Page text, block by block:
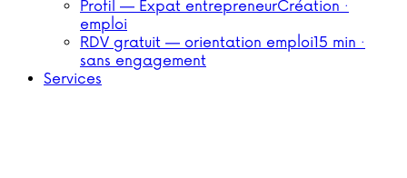
Profil — Expat entrepreneurCréation ·
emploi
RDV gratuit — orientation emploi15 min ·
sans engagement
Services